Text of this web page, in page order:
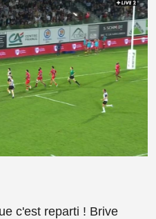
c'est reparti ! Brive